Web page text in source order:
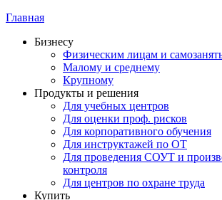
Главная
Бизнесу
Физическим лицам и
Малому и среднему
Крупному
Продукты и решения
Для учебных центров
Для оценки проф. рисков
Для корпоративного обучения
Для инструктажей по ОТ
Для проведения СОУТ и
контроля
Для центров по охране труда
Купить